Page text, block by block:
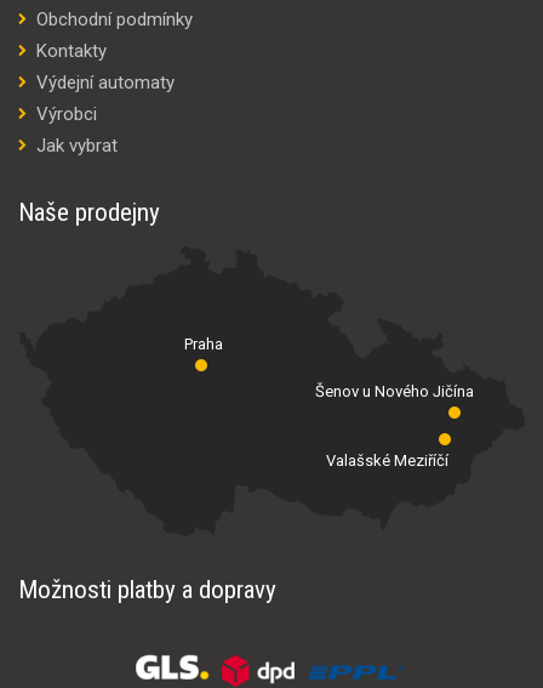
Obchodní podmínky
Kontakty
Výdejní automaty
Výrobci
Jak vybrat
Naše prodejny
Praha
Valašské Meziříčí
Šenov u Nového Jičína
Možnosti platby a dopravy